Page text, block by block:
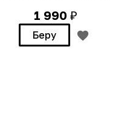
1 990 ₽
Беру